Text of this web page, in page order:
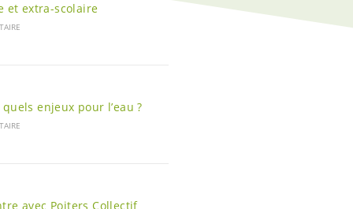
et extra-scolaire
enjeux pour l’eau ?
avec Poiters Collectif